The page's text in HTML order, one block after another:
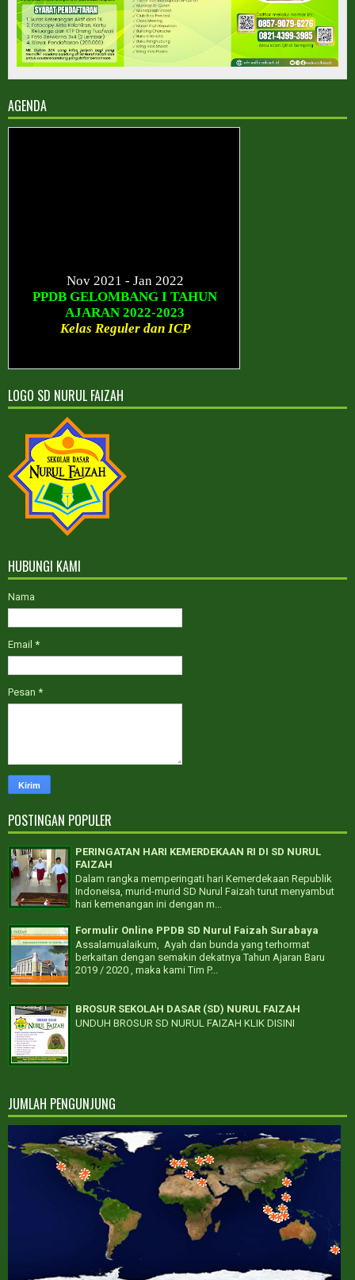
AGENDA
Nov 2021 - Jan 2022
PPDB GELOMBANG I TAHUN
AJARAN 2022-2023
Kelas Reguler dan ICP
PPDB GELOMBANG II TAHUN
Kelas Reguler dan ICP
Sesudah Maret 2022
PPDB GELOMBANG III TAHUN
AJARAN 2022-2023
Kelas Reguler dan ICP
LOGO SD NURUL FAIZAH
HUBUNGI KAMI
Nama
Email *
Pesan *
POSTINGAN POPULER
PERINGATAN HARI KEMERDEKAAN RI DI SD NURUL
FAIZAH
Dalam rangka memperingati hari Kemerdekaan Republik
Indoneisa, murid-murid SD Nurul Faizah turut menyambut
hari kemenangan ini dengan m...
Formulir Online PPDB SD Nurul Faizah Surabaya
Assalamualaikum, Ayah dan bunda yang terhormat
berkaitan dengan semakin dekatnya Tahun Ajaran Baru
2019 / 2020 , maka kami Tim P...
BROSUR SEKOLAH DASAR (SD) NURUL FAIZAH
UNDUH BROSUR SD NURUL FAIZAH KLIK DISINI
JUMLAH PENGUNJUNG